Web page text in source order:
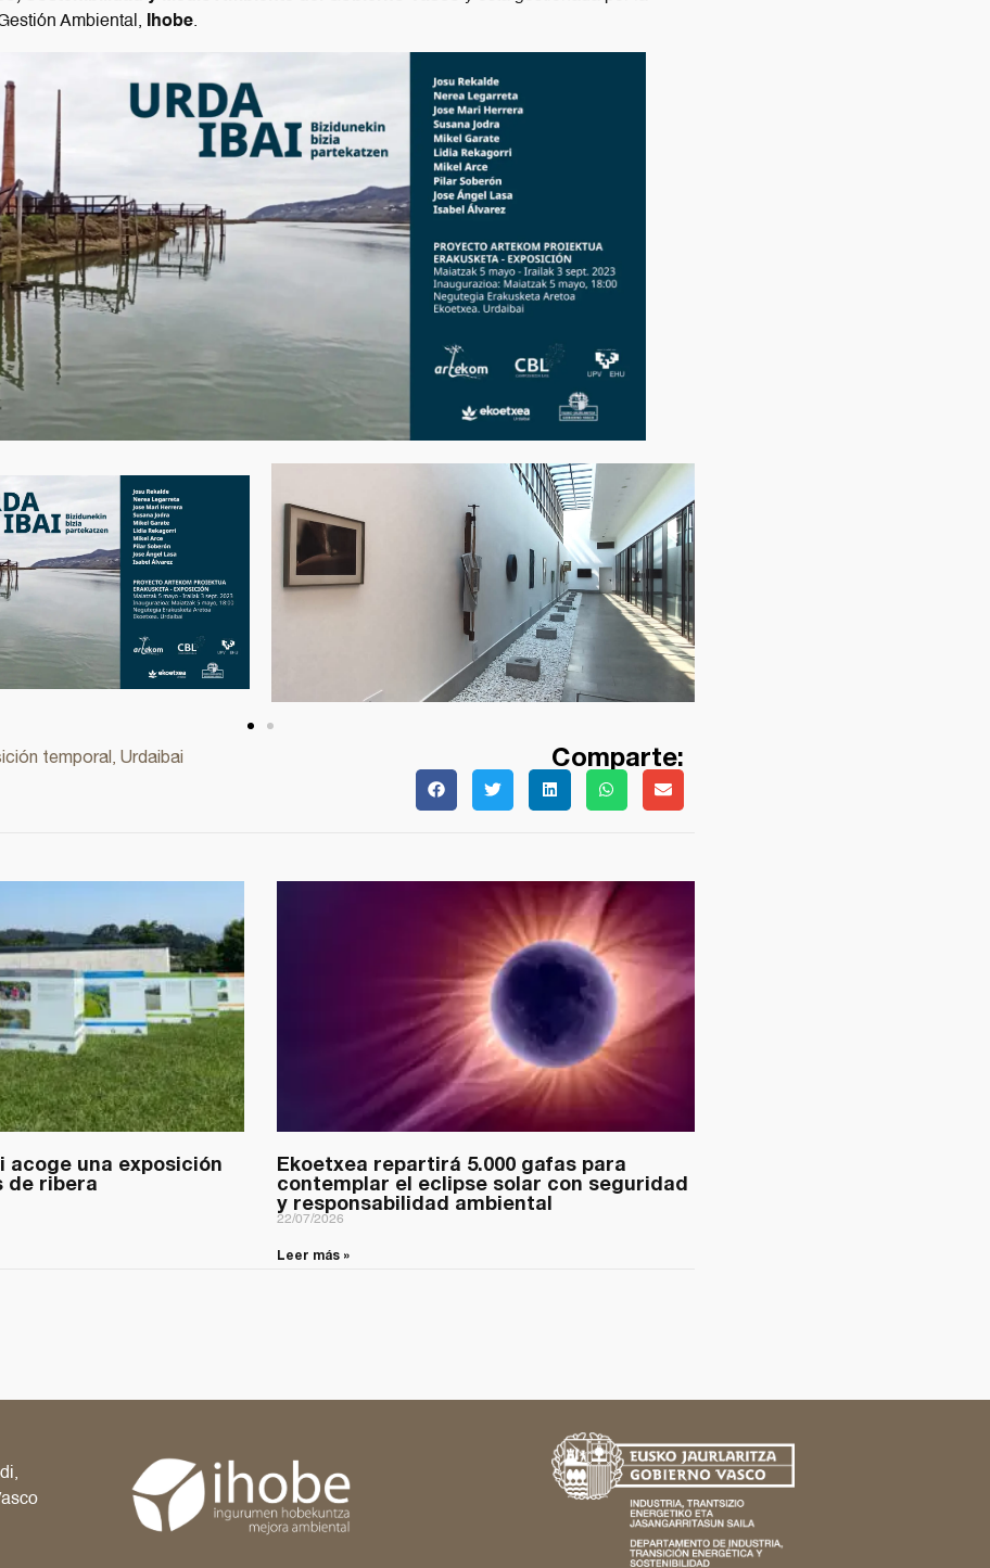
Ambiental,
Ihobe.
temporal, Urdaibai Comparte:
acoge una exposición
de ribera
Ekoetxea repartirá 5.000 gafas para
contemplar el eclipse solar con seguridad
y responsabilidad ambiental
22/07/2026
Leer más »